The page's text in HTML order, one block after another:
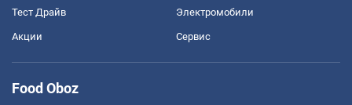
Тест Драйв Электромобили
Акции Сервис
Food Oboz